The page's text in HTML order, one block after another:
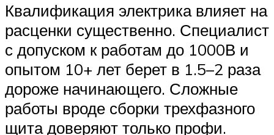
Квалификация электрика влияет на
расценки существенно. Специалист
с допуском к работам до 1000В и
опытом 10+ лет берет в 1.5–2 раза
дороже начинающего. Сложные
работы вроде сборки трехфазного
щита доверяют только профи.